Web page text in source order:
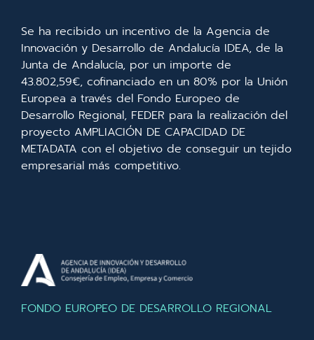
Se ha recibido un incentivo de la Agencia de
Innovación y Desarrollo de Andalucía IDEA, de la
Junta de Andalucía, por un importe de
43.802,59€, cofinanciado en un 80% por la Unión
Europea a través del Fondo Europeo de
Desarrollo Regional, FEDER para la realización del
proyecto AMPLIACIÓN DE CAPACIDAD DE
METADATA con el objetivo de conseguir un tejido
empresarial más competitivo.
FONDO EUROPEO DE DESARROLLO REGIONAL